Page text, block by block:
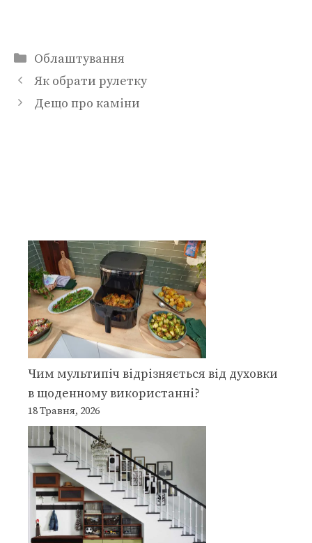
Категорії
Облаштування
Як обрати рулетку
Дещо про каміни
Чим мультипіч відрізняється від духовки
в щоденному використанні?
18 Травня, 2026